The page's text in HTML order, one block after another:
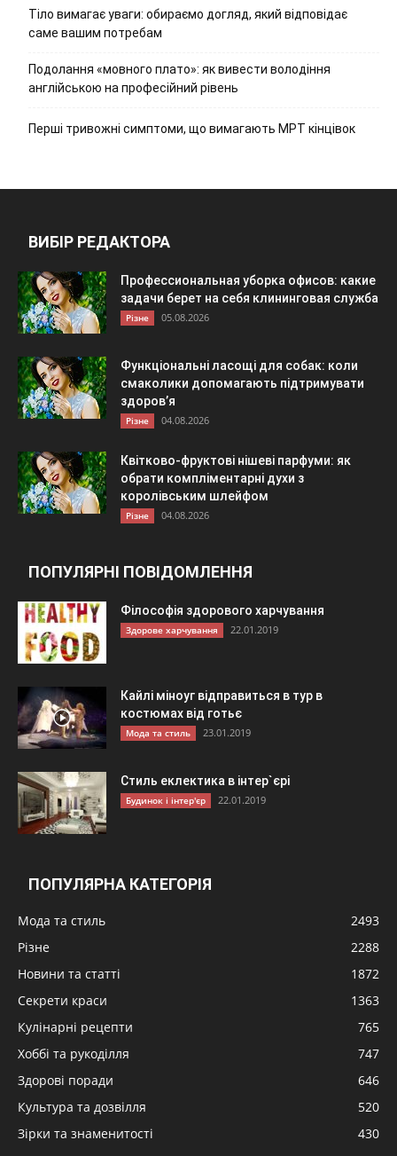
Тіло вимагає уваги: обираємо догляд, який відповідає
саме вашим потребам
Подолання «мовного плато»: як вивести володіння
англійською на професійний рівень
Перші тривожні симптоми, що вимагають МРТ кінцівок
ВИБІР РЕДАКТОРА
Профессиональная уборка офисов: какие
задачи берет на себя клининговая служба
Різне 05.08.2026
Функціональні ласощі для собак: коли
смаколики допомагають підтримувати
здоров’я
Різне 04.08.2026
Квітково-фруктові нішеві парфуми: як
обрати компліментарні духи з
королівським шлейфом
Різне 04.08.2026
ПОПУЛЯРНІ ПОВІДОМЛЕННЯ
Філософія здорового харчування
Здорове харчування 22.01.2019
Кайлі міноуг відправиться в тур в
костюмах від готьє
Мода та стиль 23.01.2019
Стиль еклектика в інтер`єрі
Будинок і інтер'єр 22.01.2019
ПОПУЛЯРНА КАТЕГОРІЯ
Мода та стиль
2493
Різне
2288
Новини та статті
1872
Секрети краси
1363
Кулінарні рецепти
765
Хоббі та рукоділля
747
Здорові поради
646
Культура та дозвілля
520
Зірки та знаменитості
430